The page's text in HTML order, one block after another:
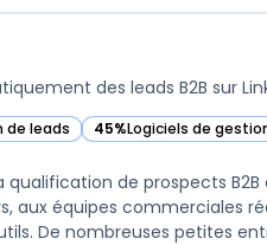
des leads B2B sur
de leads 45%Logiciels de
— voir Gojiberry AI dans
de prospects B2B
aux équipes commerciales
De nombreuses petites